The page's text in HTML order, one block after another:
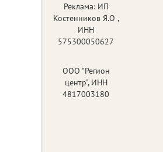
Реклама: ИП
Костенников Я.О ,
ИНН
575300050627
ООО "Регион
центр", ИНН
4817003180